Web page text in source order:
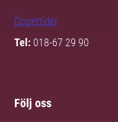
Öppettider
Tel: 018-67 29 90
Följ oss